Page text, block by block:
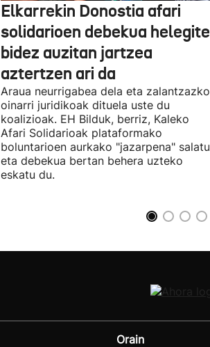
Elkarrekin Donostia afari
solidarioen debekua helegite
bidez auzitan jartzea
aztertzen ari da
Araua neurrigabea dela eta zalantzazko
oinarri juridikoak dituela uste du
koalizioak. EH Bilduk, berriz, Kaleko
Afari Solidarioak plataformako
boluntarioen aurkako "jazarpena" salatu
eta debekua bertan behera uzteko
eskatu du.
Orain